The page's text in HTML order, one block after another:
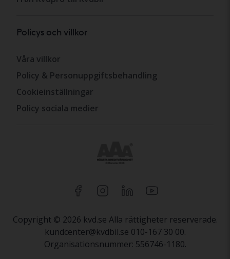
Policys och villkor
Våra villkor
Policy & Personuppgiftsbehandling
Cookieinställningar
Policy sociala medier
Copyright © 2026 kvd.se Alla rättigheter reserverade.
kundcenter@kvdbil.se 010-167 30 00.
Organisationsnummer: 556746-1180.